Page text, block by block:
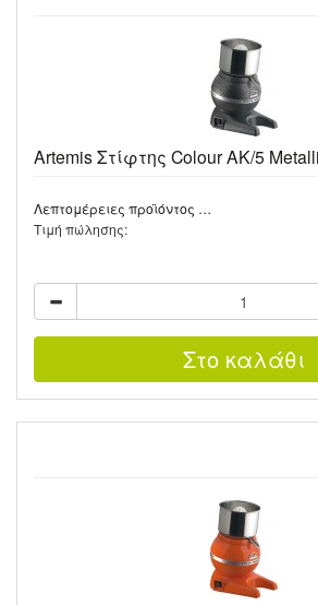
Artemis Στίφτης Colour AK/5
Λεπτομέρειες προϊόντος …
Τιμή πώλησης: